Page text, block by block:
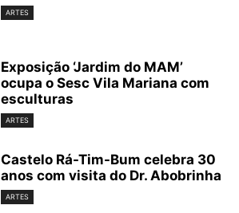
ARTES
Exposição ‘Jardim do MAM’
ocupa o Sesc Vila Mariana com
esculturas
ARTES
Castelo Rá-Tim-Bum celebra 30
anos com visita do Dr. Abobrinha
ARTES